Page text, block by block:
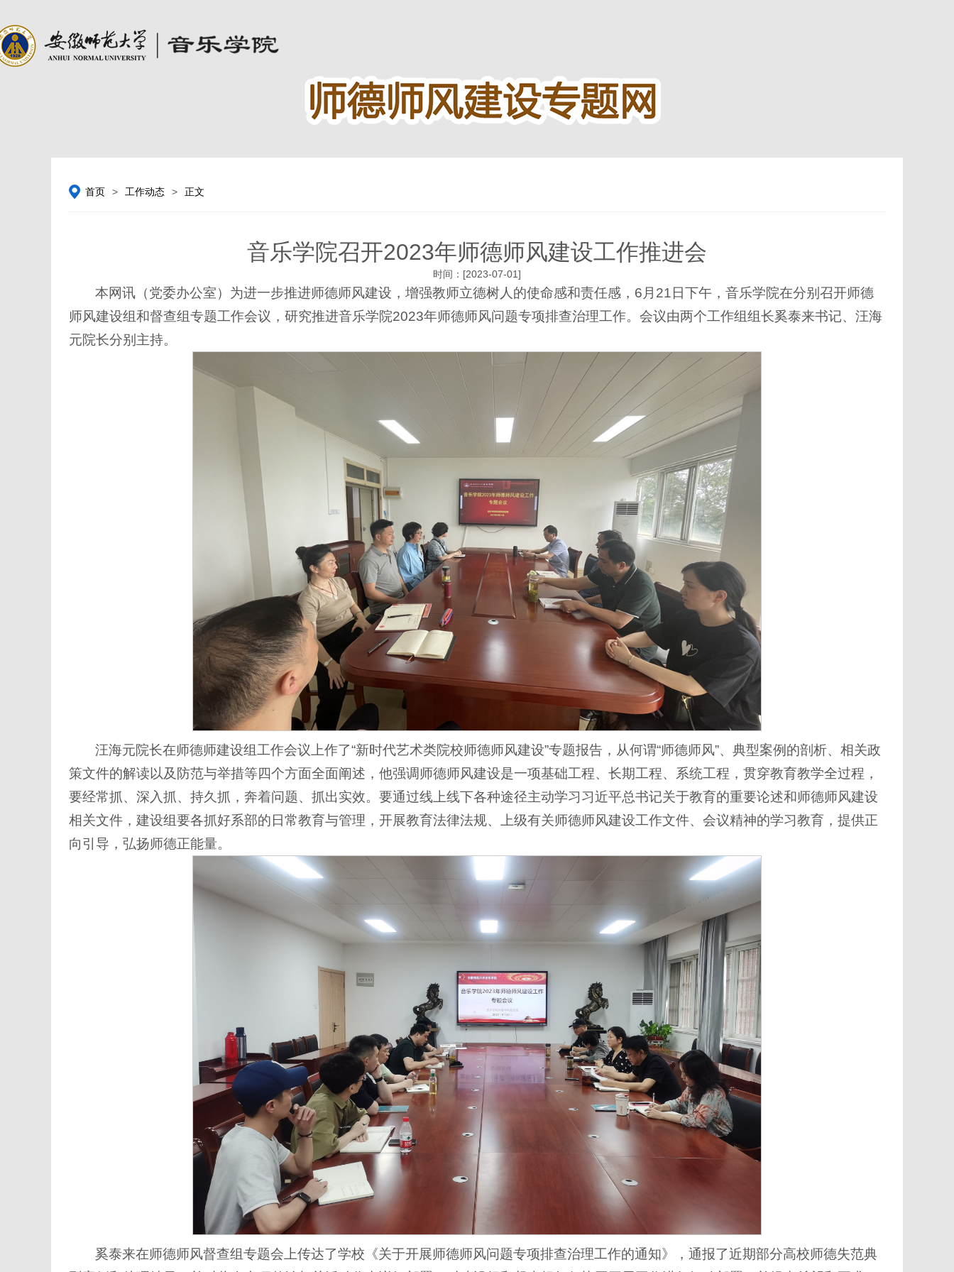
首页 > 工作动态 > 正文
音乐学院召开2023年师德师风建设工作推进会
时间：[2023-07-01]
本网讯（党委办公室） 为进一步推进师德师风建设，增强教师立德树人的使命感和责任感，6月21日下午，音乐学院在分别召开师德
师风建设组和督查组专题工作会议，研究推进音乐学院2023年师德师风问题专项排查治理工作。会议由两个工作组组长奚泰来书记、汪海
元院长分别主持。
汪海元院长在师德师建设组工作会议上作了“新时代艺术类院校师德师风建设”专题报告，从何谓“师德师风”、典型案例的剖析、相关政
策文件的解读以及防范与举措等四个方面全面阐述，他强调师德师风建设是一项基础工程、长期工程、系统工程，贯穿教育教学全过程，
要经常抓、深入抓、持久抓，奔着问题、抓出实效。要通过线上线下各种途径主动学习习近平总书记关于教育的重要论述和师德师风建设
相关文件，建设组要各抓好系部的日常教育与管理，开展教育法律法规、上级有关师德师风建设工作文件、会议精神的学习教育，提供正
向引导，弘扬师德正能量。
奚泰来在师德师风督查组专题会上传达了学校《关于开展师德师风问题专项排查治理工作的通知》，通报了近期部分高校师德失范典